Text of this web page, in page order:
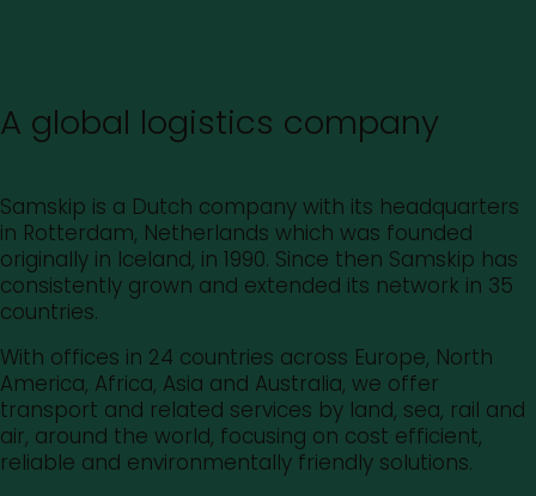
A global logistics company
Samskip is a Dutch company with its headquarters
in Rotterdam, Netherlands which was founded
originally in Iceland, in 1990. Since then Samskip has
consistently grown and extended its network in 35
countries.
With offices in 24 countries across Europe, North
America, Africa, Asia and Australia, we offer
transport and related services by land, sea, rail and
air, around the world, focusing on cost efficient,
reliable and environmentally friendly solutions.